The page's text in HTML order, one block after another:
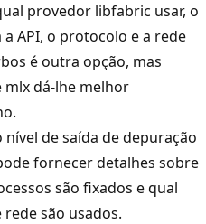
provedor libfabric usar, o
API, o protocolo e a rede
é outra opção, mas
mlx dá-lhe melhor
nível de saída de depuração
fornecer detalhes sobre
são fixados e qual
são usados.